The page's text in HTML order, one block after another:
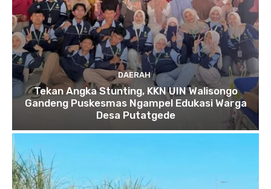
DAERAH
Tekan Angka Stunting, KKN UIN Walisongo
Gandeng Puskesmas Ngampel Edukasi Warga
Desa Putatgede